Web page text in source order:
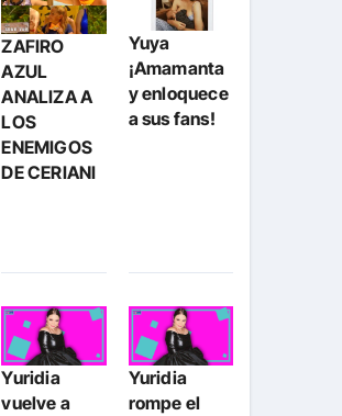
ZAFIRO
AZUL
ANALIZA A
LOS
ENEMIGOS
DE CERIANI
Yuya
¡Amamanta
y enloquece
a sus fans!
Yuridia
vuelve a
Yuridia
rompe el